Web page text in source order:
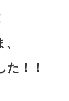
！！